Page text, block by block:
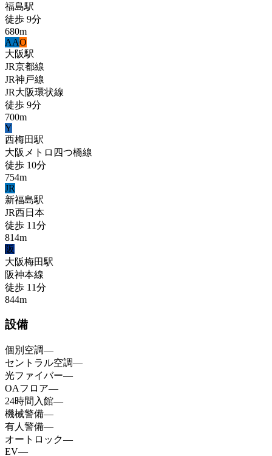
福島駅
徒歩 9分
680m
AAO
大阪駅
JR京都線
JR神戸線
JR大阪環状線
徒歩 9分
700m
Y
西梅田駅
大阪メトロ四つ橋線
徒歩 10分
754m
JR
新福島駅
JR西日本
徒歩 11分
814m
阪
大阪梅田駅
阪神本線
徒歩 11分
844m
設備
個別空調—
セントラル空調—
光ファイバー—
OAフロア—
24時間入館—
機械警備—
有人警備—
オートロック—
EV—